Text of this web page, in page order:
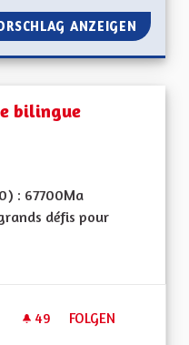
ANZEIGEN
bilingue
: 67700Ma
défis pour
49 49 FOLLOWER
FOLGEN
RENFORCEMENT